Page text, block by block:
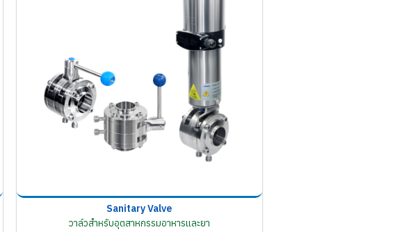
Sanitary Valve
วาล์วสำหรับอุตสาหกรรมอาหารและยา